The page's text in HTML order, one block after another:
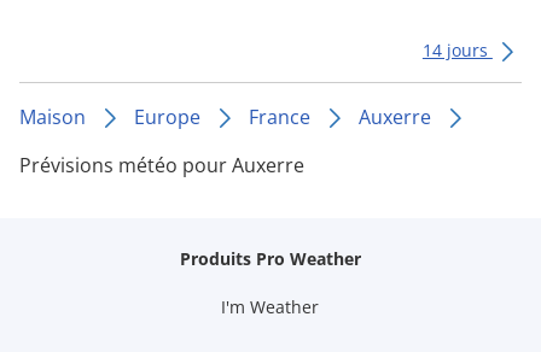
14 jours
Maison Europe France
Auxerre
Prévisions météo pour Auxerre
Produits Pro Weather
I'm Weather